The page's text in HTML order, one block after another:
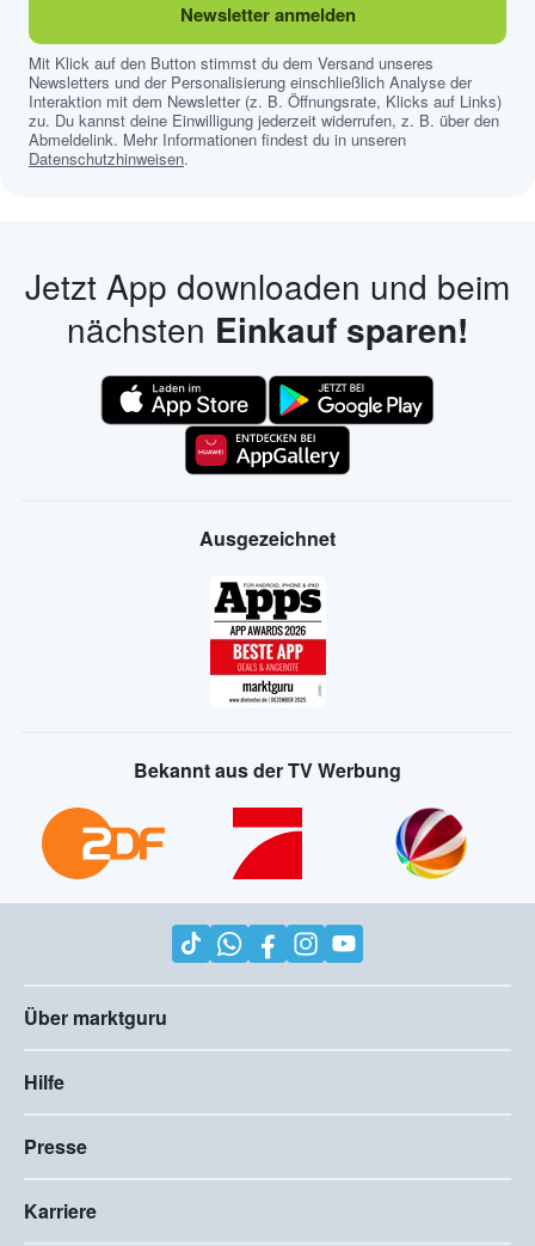
Newsletter anmelden
Mit Klick auf den Button stimmst du dem Versand unseres
Newsletters und der Personalisierung einschließlich Analyse der
Interaktion mit dem Newsletter (z. B. Öffnungsrate, Klicks auf Links)
zu. Du kannst deine Einwilligung jederzeit widerrufen, z. B. über den
Abmeldelink. Mehr Informationen findest du in unseren
Datenschutzhinweisen.
Jetzt App downloaden und beim
nächsten Einkauf sparen!
Ausgezeichnet
Bekannt aus der TV Werbung
Über marktguru
Hilfe
Presse
Karriere